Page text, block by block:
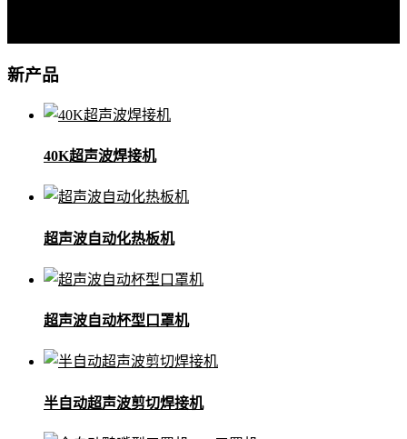
新产品
40K超声波焊接机
超声波自动化热板机
超声波自动杯型口罩机
半自动超声波剪切焊接机